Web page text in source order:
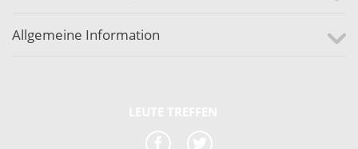
Allgemeine Information